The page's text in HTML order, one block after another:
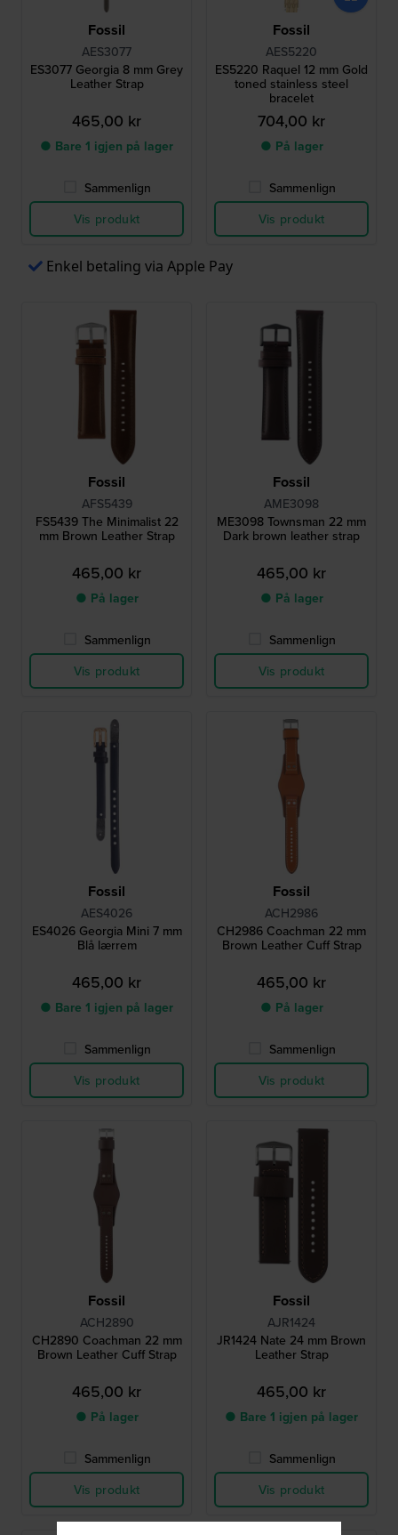
Fossil
AES3077
ES3077 Georgia 8 mm Grey
Leather Strap
465,00 kr
● Bare 1 igjen på lager
Sammenlign
Vis produkt
Fossil
AES5220
ES5220 Raquel 12 mm Gold
toned stainless steel
bracelet
704,00 kr
● På lager
Sammenlign
Vis produkt
Enkel betaling via Apple Pay
Fossil
AFS5439
FS5439 The Minimalist 22
mm Brown Leather Strap
465,00 kr
● På lager
Sammenlign
Vis produkt
Fossil
AME3098
ME3098 Townsman 22 mm
Dark brown leather strap
465,00 kr
● På lager
Sammenlign
Vis produkt
Fossil
AES4026
ES4026 Georgia Mini 7 mm
Blå lærrem
465,00 kr
● Bare 1 igjen på lager
Sammenlign
Vis produkt
Fossil
ACH2986
CH2986 Coachman 22 mm
Brown Leather Cuff Strap
465,00 kr
● På lager
Sammenlign
Vis produkt
Fossil
ACH2890
CH2890 Coachman 22 mm
Brown Leather Cuff Strap
465,00 kr
● På lager
Sammenlign
Vis produkt
Fossil
AJR1424
JR1424 Nate 24 mm Brown
Leather Strap
465,00 kr
● Bare 1 igjen på lager
Sammenlign
Vis produkt